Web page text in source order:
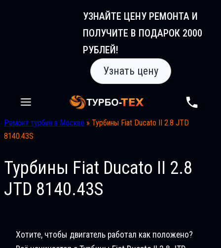
УЗНАЙТЕ ЦЕНУ РЕМОНТА И
ПОЛУЧИТЕ В ПОДАРОК 2000
РУБЛЕЙ!
Узнать цену
Ремонт турбин в Москве » Турбины Fiat Ducatо II 2.8 JTD
8140.43S
Турбины Fiat Ducatо II 2.8
JTD 8140.43S
Хотите, чтобы двигатель работал как положено?